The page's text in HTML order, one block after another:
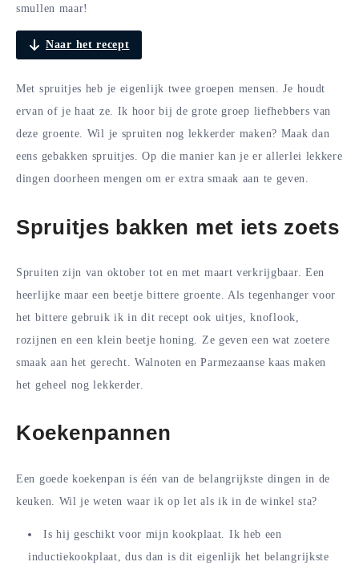
smullen maar!
Naar het recept
Met spruitjes heb je eigenlijk twee groepen mensen. Je houdt
ervan of je haat ze. Ik hoor bij de grote groep liefhebbers van
deze groente. Wil je spruiten nog lekkerder maken? Maak dan
eens gebakken spruitjes. Op die manier kan je er allerlei lekkere
dingen doorheen mengen om er extra smaak aan te geven.
Spruitjes bakken met iets zoets
Spruiten zijn van oktober tot en met maart verkrijgbaar. Een
heerlijke maar een beetje bittere groente. Als tegenhanger voor
het bittere gebruik ik in dit recept ook uitjes, knoflook,
rozijnen en een klein beetje honing. Ze geven een wat zoetere
smaak aan het gerecht. Walnoten en Parmezaanse kaas maken
het geheel nog lekkerder.
Koekenpannen
Een goede koekenpan is één van de belangrijkste dingen in de
keuken. Wil je weten waar ik op let als ik in de winkel sta?
Is hij geschikt voor mijn kookplaat. Ik heb een
inductiekookplaat, dus dan is dit eigenlijk het belangrijkste